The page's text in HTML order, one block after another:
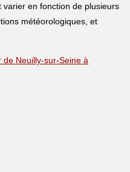
en fonction de plusieurs
météorologiques, et
de Neuilly-sur-Seine à